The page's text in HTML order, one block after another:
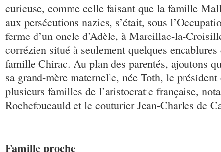
curieuse, comme celle faisant que la famille
aux persécutions nazies, s’était, sous
ferme d’un oncle d’Adèle, à Marcillac-la-
corrézien situé à seulement quelques
famille Chirac. Au plan des parentés, ajoutons
sa grand-mère maternelle, née Toth, le président
plusieurs familles de l’aristocratie française,
Rochefoucauld et le couturier Jean-Charles de
Famille proche